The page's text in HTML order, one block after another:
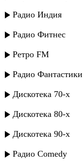
Радио Индия
Радио Фитнес
Ретро FM
Радио Фантастики
Дискотека 70-х
Дискотека 80-х
Дискотека 90-х
Радио Comedy
Манарша
Салихат